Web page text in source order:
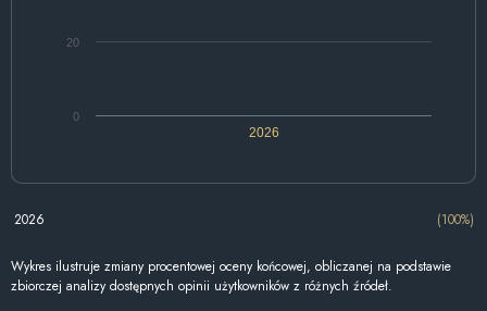
2026
0
20
2026 (100%)
Wykres ilustruje zmiany procentowej oceny końcowej, obliczanej na podstawie
zbiorczej analizy dostępnych opinii użytkowników z różnych źródeł.